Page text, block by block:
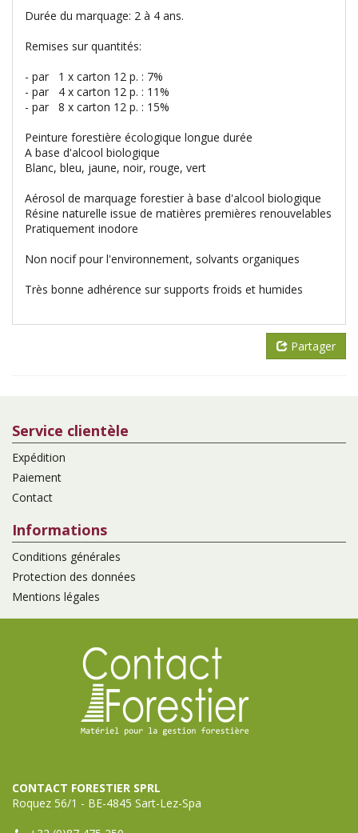
Durée du marquage: 2 à 4 ans.
Remises sur quantités:
- par 1 x carton 12 p. : 7%
- par 4 x carton 12 p. : 11%
- par 8 x carton 12 p. : 15%
Peinture forestière écologique longue durée
A base d'alcool biologique
Blanc, bleu, jaune, noir, rouge, vert
Aérosol de marquage forestier à base d'alcool biologique
Résine naturelle issue de matières premières renouvelables
Pratiquement inodore
Non nocif pour l'environnement, solvants organiques
Très bonne adhérence sur supports froids et humides
Partager
Service clientèle
Expédition
Paiement
Contact
Informations
Conditions générales
Protection des données
Mentions légales
CONTACT FORESTIER SPRL
Roquez 56/1 - BE-4845 Sart-Lez-Spa